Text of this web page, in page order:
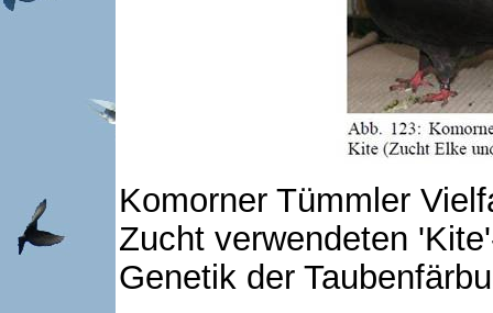
Komorner Tümmler
Zucht verwendeten
Genetik der